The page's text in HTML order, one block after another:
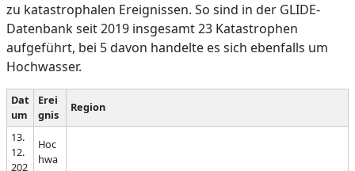
zu katastrophalen Ereignissen. So sind in der GLIDE-
Datenbank seit 2019 insgesamt 23 Katastrophen
aufgeführt, bei 5 davon handelte es sich ebenfalls um
Hochwasser.
Dat
um
Erei
gnis
Region
13.
12.
202
Hoc
hwa